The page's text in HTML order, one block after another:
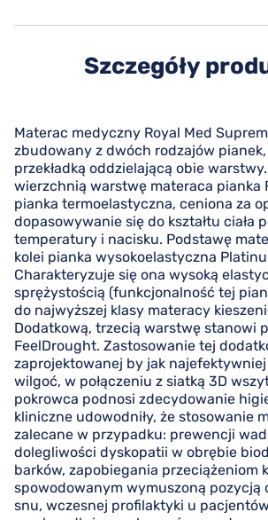
Szczegóły
Materac medyczny Royal Med
zbudowany z dwóch rodzajów
przekładką oddzielającą obie
wierzchnią warstwę materaca pianka
pianka termoelastyczna, ceniona za
dopasowywanie się do kształtu ciała
temperatury i nacisku. Podstawę
kolei pianka wysokoelastyczna
Charakteryzuje się ona wysoką
sprężystością (funkcjonalność tej
do najwyższej klasy materacy
Dodatkową, trzecią warstwę stanowi
FeelDrought. Zastosowanie tej
zaprojektowanej by jak najefektywniej
wilgoć, w połączeniu z siatką 3D
pokrowca podnosi zdecydowanie
kliniczne udowodniły, że stosowanie
zalecane w przypadku: prewencji
dolegliwości dyskopatii w obrębie
barków, zapobiegania przeciążeniom
spowodowanym wymuszoną pozycją
snu, wczesnej profilaktyki u